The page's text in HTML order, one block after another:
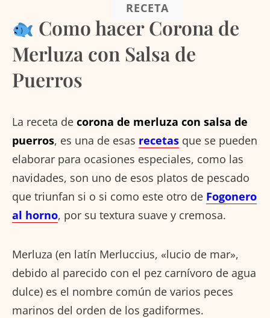
RECETA
Como hacer Corona de
Merluza con Salsa de
Puerros
La receta de corona de merluza con salsa de
puerros, es una de esas recetas que se pueden
elaborar para ocasiones especiales, como las
navidades, son uno de esos platos de pescado
que triunfan si o si como este otro de Fogonero
al horno, por su textura suave y cremosa.
Merluza (en latín Merluccius, «lucio de mar»,
debido al parecido con el pez carnívoro de agua
dulce) es el nombre común de varios peces
marinos del orden de los gadiformes.